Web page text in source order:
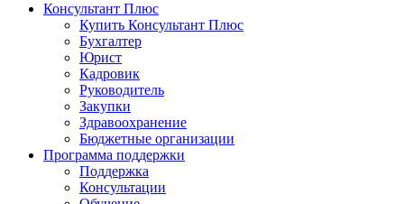
Консультант Плюс
Купить Консультант Плюс
Бухгалтер
Юрист
Кадровик
Руководитель
Закупки
Здравоохранение
Бюджетные организации
Программа поддержки
Поддержка
Консультации